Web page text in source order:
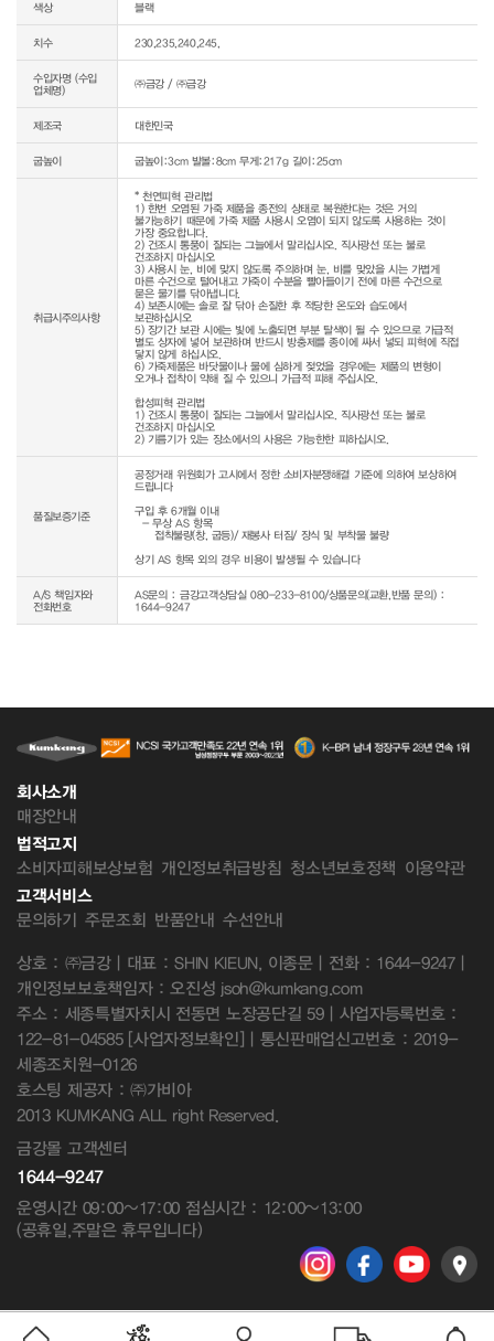
색상 블랙
치수 230,235,240,245,
수입자명 (수입
업체명)
㈜금강 / ㈜금강
제조국 대한민국
굽높이 굽높이:3cm 발볼:8cm 무게:217g 길이:25cm
취급시주의사항
* 천연피혁 관리법
1) 한번 오염된 가죽 제품을 종전의 상태로 복원한다는 것은 거의
불가능하기 때문에 가죽 제품 사용시 오염이 되지 않도록 사용하는 것이
가장 중요합니다.
2) 건조시 통풍이 잘되는 그늘에서 말리십시오. 직사광선 또는 불로
건조하지 마십시오
3) 사용시 눈, 비에 맞지 않도록 주의하며 눈, 비를 맞았을 시는 가볍게
마른 수건으로 털어내고 가죽이 수분을 빨아들이기 전에 마른 수건으로
묻은 물기를 닦아냅니다.
4) 보존시에는 솔로 잘 닦아 손질한 후 적당한 온도와 습도에서
보관하십시오
5) 장기간 보관 시에는 빛에 노출되면 부분 탈색이 될 수 있으므로 가급적
별도 상자에 넣어 보관하며 반드시 방충제를 종이에 싸서 넣되 피혁에 직접
닿지 않게 하십시오.
6) 가죽제품은 바닷물이나 물에 심하게 젖었을 경우에는 제품의 변형이
오거나 접착이 약해 질 수 있으니 가급적 피해 주십시오.
합성피혁 관리법
1) 건조시 통풍이 잘되는 그늘에서 말리십시오. 직사광선 또는 불로
건조하지 마십시오
품질보증기준
공정거래 위원회가 고시에서 정한 소비자분쟁해결 기준에 의하여 보상하여
드립니다
구입 후 6개월 이내
  - 무상 AS 항목
상기 AS 항목 외의 경우 비용이 발생될 수 있습니다
A/S 책임자와
전화번호
AS문의 : 금강고객상담실 080-233-8100/상품문의(교환,반품 문의) :
1644-9247
회사소개
매장안내
법적고지
소비자피해보상보험 개인정보취급방침 청소년보호정책 이용약관
고객서비스
문의하기 주문조회 반품안내 수선안내
상호 : ㈜금강 | 대표 : SHIN KIEUN, 이종문 | 전화 : 1644-9247 |
개인정보보호책임자 : 오진성 jsoh@kumkang.com
주소 : 세종특별자치시 전동면 노장공단길 59 | 사업자등록번호 :
122-81-04585 [사업자정보확인] | 통신판매업신고번호 : 2019-
세종조치원-0126
호스팅 제공자 : ㈜가비아
2013 KUMKANG ALL right Reserved.
금강몰 고객센터
1644-9247
운영시간 09:00~17:00 점심시간 : 12:00~13:00
(공휴일,주말은 휴무입니다)